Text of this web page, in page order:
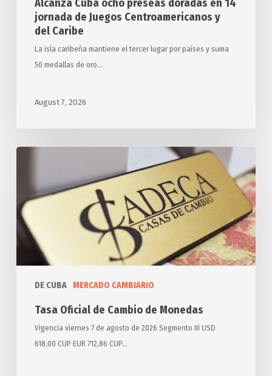
CaribeAlcanza Cuba ocho preseas doradas en 14
jornada de Juegos Centroamericanos y
del Caribe
La isla caribeña mantiene el tercer lugar por países y suma
50 medallas de oro…
August 7, 2026
DE CUBA MERCADO CAMBIARIO
Cambio
de
Monedas
Tasa Oficial de Cambio de Monedas
Vigencia viernes 7 de agosto de 2026 Segmento III USD
618,00 CUP EUR 712,86 CUP…